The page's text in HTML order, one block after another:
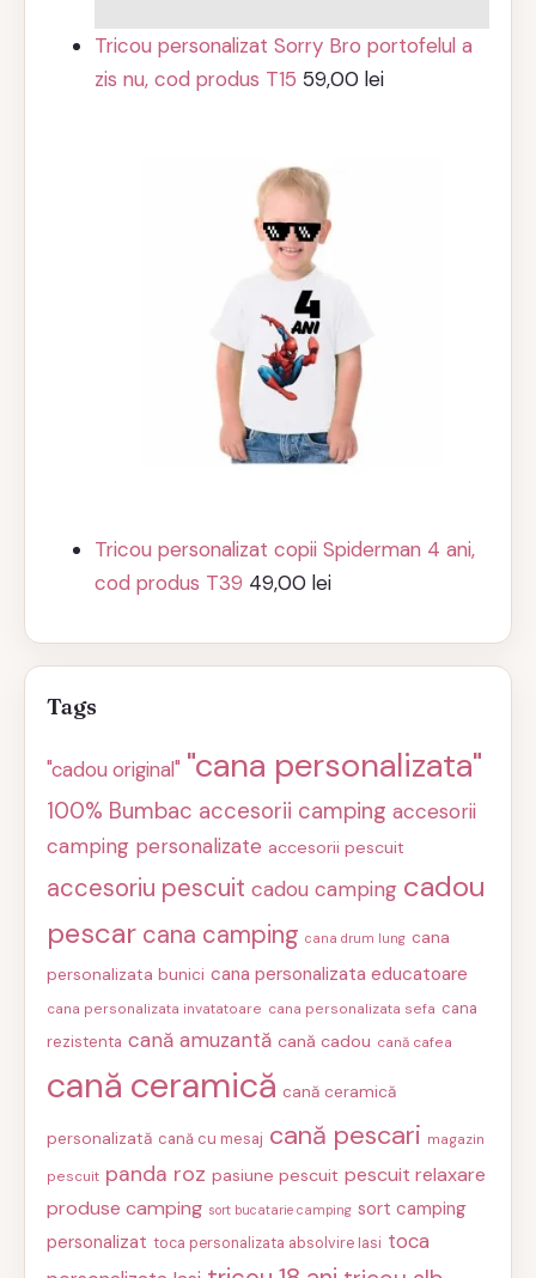
Tricou personalizat Sorry Bro portofelul a
zis nu, cod produs T15 59,00lei
Tricou personalizat copii Spiderman 4 ani,
cod produs T39 49,00lei
Tags
"cadou original" "cana personalizata"
100% Bumbac accesorii camping accesorii
camping personalizate accesorii pescuit
accesoriu pescuit cadou camping cadou
pescar cana camping cana drum lung cana
personalizata bunici cana personalizata educatoare
cana personalizata invatatoare cana personalizata sefa cana
rezistenta cană amuzantă cană cadou cană cafea
cană ceramică cană ceramică
personalizată cană cu mesaj cană pescari magazin
pescuit panda roz pasiune pescuit pescuit relaxare
produse camping sort bucatarie camping sort camping
personalizat toca personalizata absolvire Iasi toca